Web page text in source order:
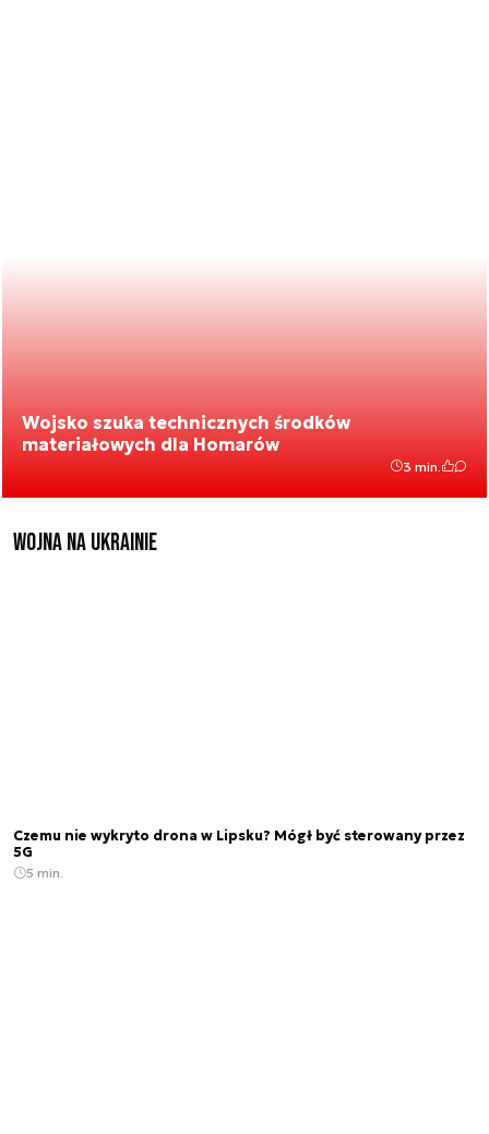
Wojsko szuka technicznych środków
materiałowych dla Homarów
3 min.
Wojna na Ukrainie
Czemu nie wykryto drona w Lipsku? Mógł być sterowany przez
5G
5 min.